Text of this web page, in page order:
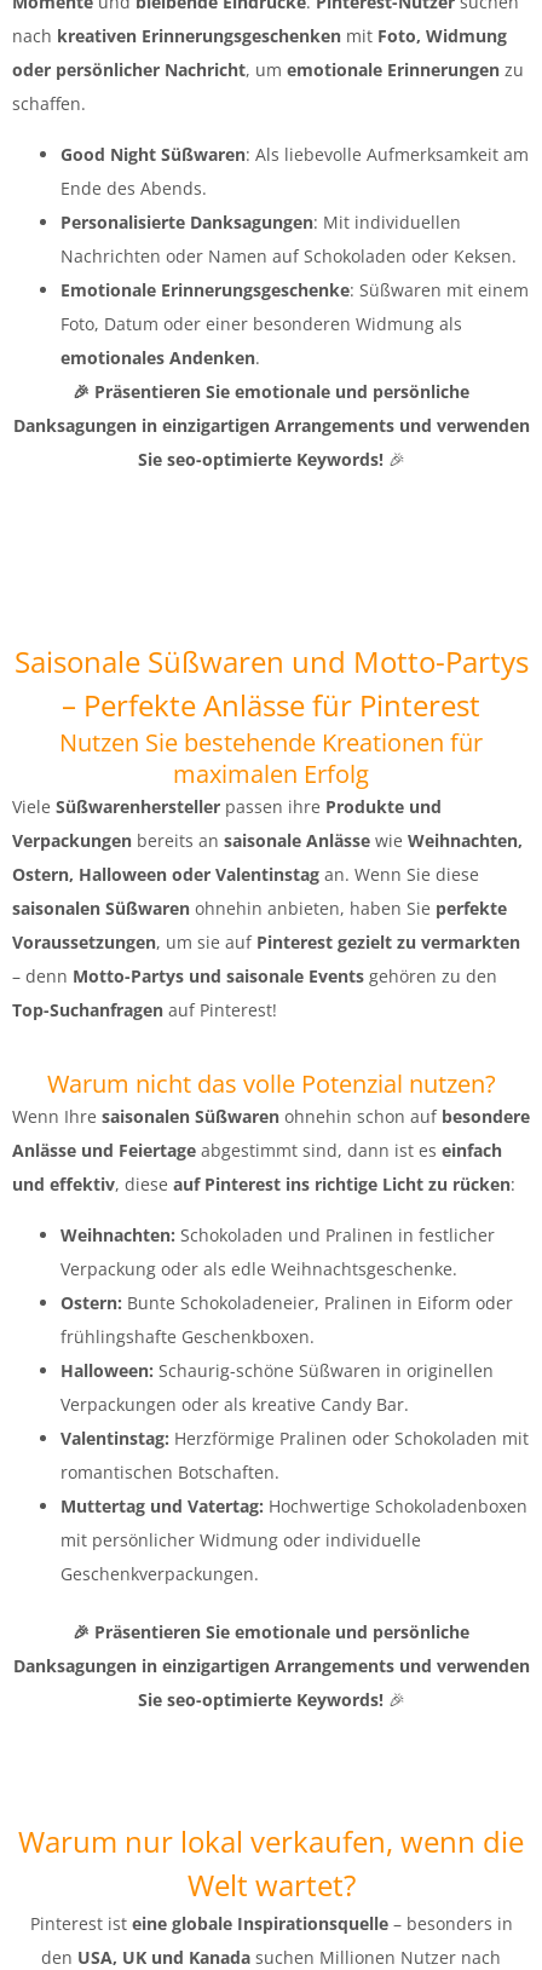
nach kreativen Erinnerungsgeschenken mit Foto, Widmung
oder persönlicher Nachricht, um emotionale Erinnerungen zu
schaffen.
Good Night Süßwaren: Als liebevolle Aufmerksamkeit am
Ende des Abends.
Personalisierte Danksagungen: Mit individuellen
Nachrichten oder Namen auf Schokoladen oder Keksen.
Emotionale Erinnerungsgeschenke: Süßwaren mit einem
Foto, Datum oder einer besonderen Widmung als
emotionales Andenken.
🎉 Präsentieren Sie emotionale und persönliche
Danksagungen in einzigartigen Arrangements und verwenden
Sie seo-optimierte Keywords!🎉
Saisonale Süßwaren und Motto-Partys
– Perfekte Anlässe für Pinterest
Nutzen Sie bestehende Kreationen für
maximalen Erfolg
Viele Süßwarenhersteller passen ihre Produkte und
Verpackungen bereits an saisonale Anlässe wie Weihnachten,
Ostern, Halloween oder Valentinstag an. Wenn Sie diese
saisonalen Süßwaren ohnehin anbieten, haben Sie perfekte
Voraussetzungen, um sie auf Pinterest gezielt zu vermarkten
– denn Motto-Partys und saisonale Events gehören zu den
Top-Suchanfragen auf Pinterest!
Warum nicht das volle Potenzial nutzen?
Wenn Ihre saisonalen Süßwaren ohnehin schon auf besondere
Anlässe und Feiertage abgestimmt sind, dann ist es einfach
und effektiv, diese auf Pinterest ins richtige Licht zu rücken:
Weihnachten: Schokoladen und Pralinen in festlicher
Verpackung oder als edle Weihnachtsgeschenke.
Ostern: Bunte Schokoladeneier, Pralinen in Eiform oder
frühlingshafte Geschenkboxen.
Halloween: Schaurig-schöne Süßwaren in originellen
Verpackungen oder als kreative Candy Bar.
Valentinstag: Herzförmige Pralinen oder Schokoladen mit
romantischen Botschaften.
Muttertag und Vatertag: Hochwertige Schokoladenboxen
mit persönlicher Widmung oder individuelle
Geschenkverpackungen.
🎉 Präsentieren Sie emotionale und persönliche
Danksagungen in einzigartigen Arrangements und verwenden
Sie seo-optimierte Keywords!🎉
Warum nur lokal verkaufen, wenn die
Welt wartet?
Pinterest ist eine globale Inspirationsquelle– besonders in
den USA, UK und Kanada suchen Millionen Nutzer nach